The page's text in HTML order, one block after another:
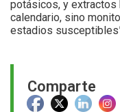
Comparte
potásicos, y extractos
calendario, sino
estadios